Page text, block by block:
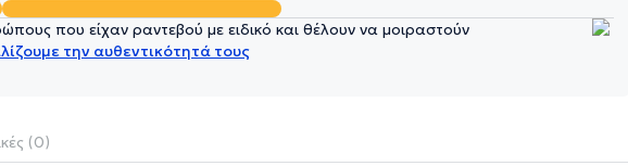
που είχαν ραντεβού με ειδικό και θέλουν να μοιραστούν
την αυθεντικότητά τους
(0)